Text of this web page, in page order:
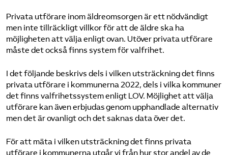
Privata utförare inom äldreomsorgen är ett nödvändigt
men inte tillräckligt villkor för att de äldre ska ha
möjligheten att välja enligt ovan. Utöver privata utförare
måste det också finns system för valfrihet.
I det följande beskrivs dels i vilken utsträckning det finns
privata utförare i kommunerna 2022, dels i vilka kommuner
det finns valfrihetssystem enligt LOV. Möjlighet att välja
utförare kan även erbjudas genom upphandlade alternativ
men det är ovanligt och det saknas data över det.
För att mäta i vilken utsträckning det finns privata
utförare i kommunerna utgår vi från hur stor andel av de